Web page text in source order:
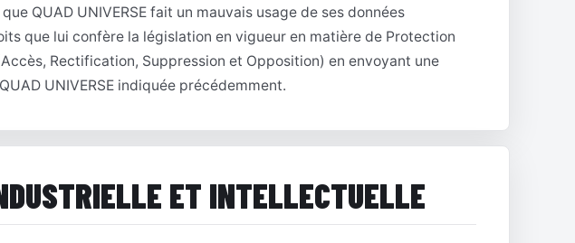
QUAD UNIVERSE fait un mauvais usage de ses données
que lui confère la législation en vigueur en matière de Protection
Rectification, Suppression et Opposition) en envoyant une
UNIVERSE indiquée précédemment.
ET INTELLECTUELLE